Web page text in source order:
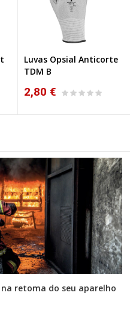
Luvas Opsial Anticorte
TDM B
2,80 €
retoma do seu aparelho